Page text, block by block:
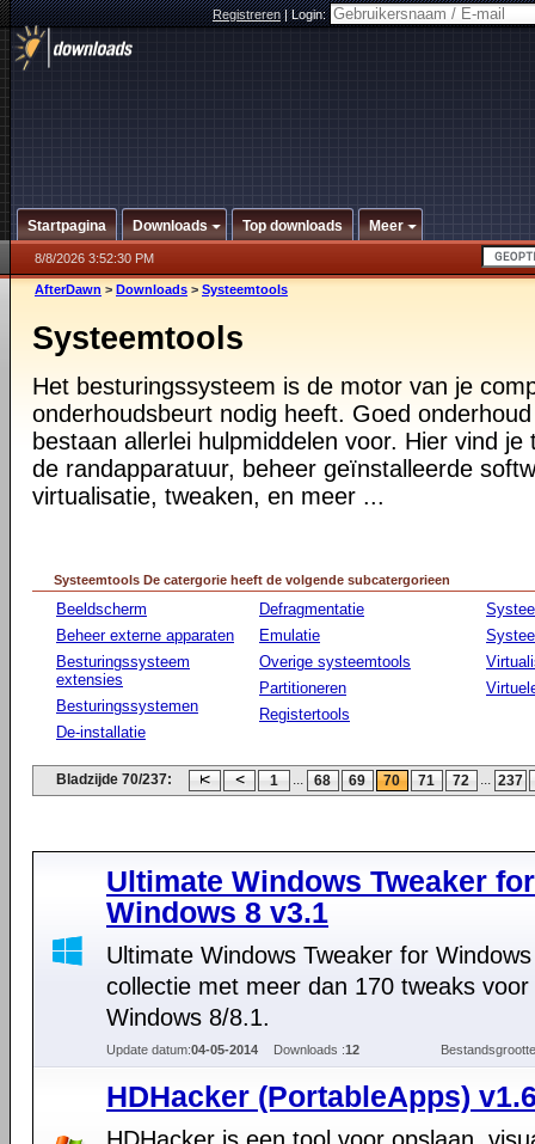
Registreren|Login:
Startpagina Downloads Top downloads Meer
8/8/2026 3:52:30 PM
AfterDawn > Downloads > Systeemtools
Systeemtools
Het besturingssysteem is de motor van je
onderhoudsbeurt nodig heeft. Goed
bestaan allerlei hulpmiddelen voor. Hier vind
de randapparatuur, beheer geïnstalleerde
virtualisatie, tweaken, en meer ...
Systeemtools De catergorie heeft de volgende subcatergorieen
Beeldscherm
Beheer externe apparaten
Besturingssysteem
extensies
Besturingssystemen
De-installatie
Defragmentatie
Emulatie
Overige systeemtools
Partitioneren
Registertools
Bladzijde 70/237: 1 ... 68 69 70 71 72 ... 237
Ultimate Windows Tweaker for
Windows 8 v3.1
Ultimate Windows Tweaker for
collectie met meer dan 170 tweaks voor
Windows 8/8.1.
Update datum:04-05-2014 Downloads :12
HDHacker (PortableApps)